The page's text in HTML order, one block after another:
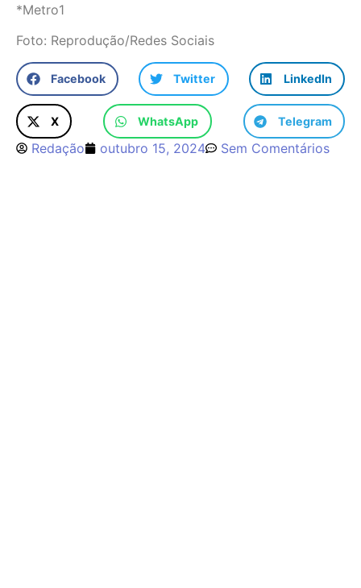
*Metro1
Foto: Reprodução/Redes Sociais
Facebook Twitter LinkedIn
X WhatsApp Telegram
Redação outubro 15, 2024 Sem Comentários